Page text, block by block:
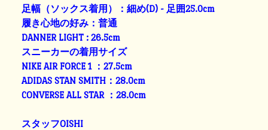
足幅（ソックス着用）：細め(D) - 足囲25.0cm
履き心地の好み：普通
DANNER LIGHT : 26.5cm
スニーカーの着用サイズ
NIKE AIR FORCE 1 ：27.5cm
ADIDAS STAN SMITH：28.0cm
CONVERSE ALL STAR ：28.0cm
スタッフOISHI